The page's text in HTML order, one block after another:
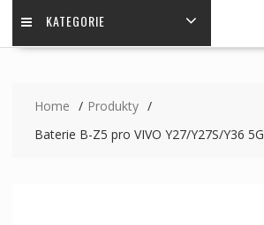
KATEGORIE
Home
Produkty
Baterie B-Z5 pro VIVO Y27/Y27S/Y36 5G